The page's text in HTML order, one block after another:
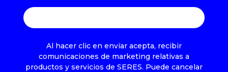
Al hacer clic en enviar acepta, recibir
comunicaciones de marketing relativas a
productos y servicios de SERES. Puede cancelar